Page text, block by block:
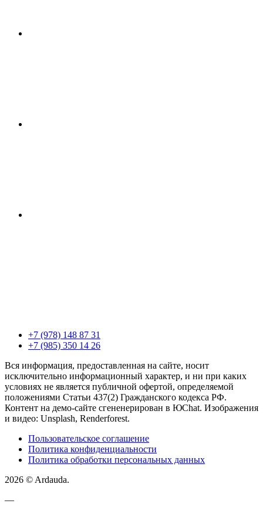
+7 (978) 148 87 31
+7 (985) 350 14 26
Вся информация, предоставленная на сайте, носит
исключительно информационный характер, и ни при каких
условиях не является публичной офертой, определяемой
положениями Статьи 437(2) Гражданского кодекса РФ.
Контент на демо-сайте сгененерирован в ЮChat. Изображения
и видео: Unsplash, Renderforest.
Пользовательское соглашение
Политика конфиденциальности
Политика обработки персональных данных
2026 © Ardauda.
—